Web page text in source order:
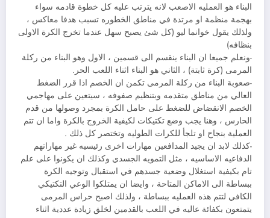
البناء هو العمليه الاصعب لانه يترتب عليه كل خطوة قادمه سواء
بهجمة منظمة او مرتدة في مناطق الخطوره تسبب هدفا معاكس ،
ولذلك يقول خوانما ليو (كل شئ يصبح سهل عندما تخرج الكرة الاولى
بنظافه)
-ونعلم جميعا ان البناء ينقسم الى قسمين ، الاول وهو البناء من ركلة
المرمى (كرة ثابتة) ، الثاني هو البناء اثناء اللعب الحر.
-صعوبة البناء من ركلة المرمى تكمن ان الخصم اذا قرر الضغط
العالي من مناطق متقدمه وبتنظيم صفوفه ، سيتعين على مهاجمي
الخصم الانقضاض للضغط على حامل الكرة بمجرد وصولها من قدم
الحارس ، وهنا يجب وضع تكتيكات لكيفية الخروج بالكرة واما ان تتم
العملية بنجاح او تلجأ للكرات الطوليه وتختصر كل ذلك .
-كذلك لابد ان يجيد المدافعين مهارات اخرى رئيسيه غير مهاراتهم
الدفاعيه الاساسيه ، مثل التمويه الجسدي وكذلك ان يكونوا على علم
تام بكيفية استغلال وضعية جسدهم في استقبال وتوجيه الكرة
ببساطة الى الاماكن المتاحة ، وايضا ان يمتلكوا الوعي التكتيكي
الكافي لتتم هذه العمليه ببساطة ، ولذلك اصبح حراس المرمى
يتمتعون بكفائة عاليه في اللعب بالقدمين لخلق زيادة عددية اثناء